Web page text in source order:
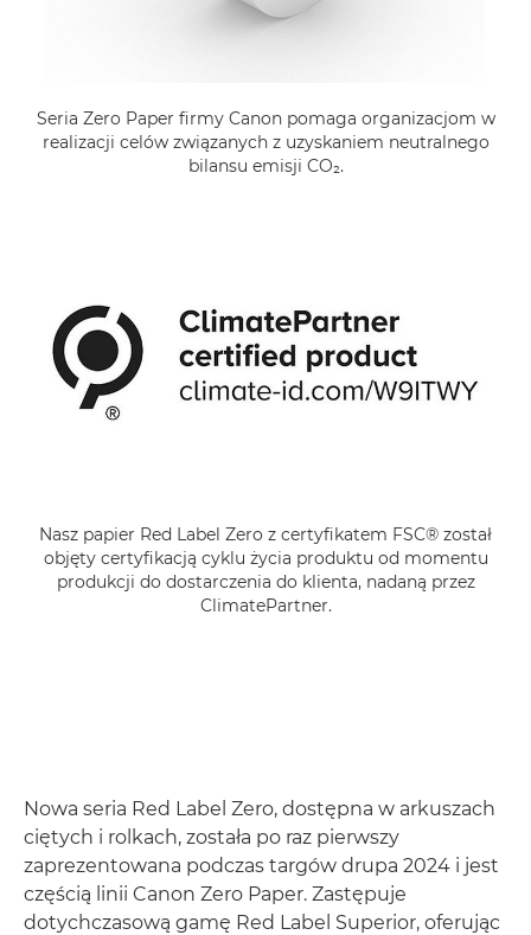
Seria Zero Paper firmy Canon pomaga organizacjom w
realizacji celów związanych z uzyskaniem neutralnego
bilansu emisji CO₂.
Nasz papier Red Label Zero z certyfikatem FSC® został
objęty certyfikacją cyklu życia produktu od momentu
produkcji do dostarczenia do klienta, nadaną przez
ClimatePartner.
Nowa seria Red Label Zero, dostępna w arkuszach
ciętych i rolkach, została po raz pierwszy
zaprezentowana podczas targów drupa 2024 i jest
częścią linii Canon Zero Paper. Zastępuje
dotychczasową gamę Red Label Superior, oferując